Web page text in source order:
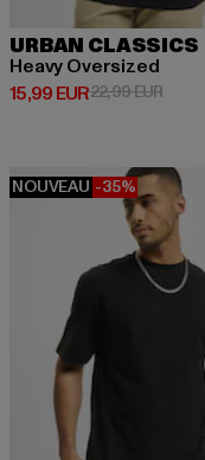
URBAN CLASSICS
Heavy Oversized
15,99 EUR
Prix courant: 15,99 EUR
22,99 EURPrix
NOUVEAU -35%